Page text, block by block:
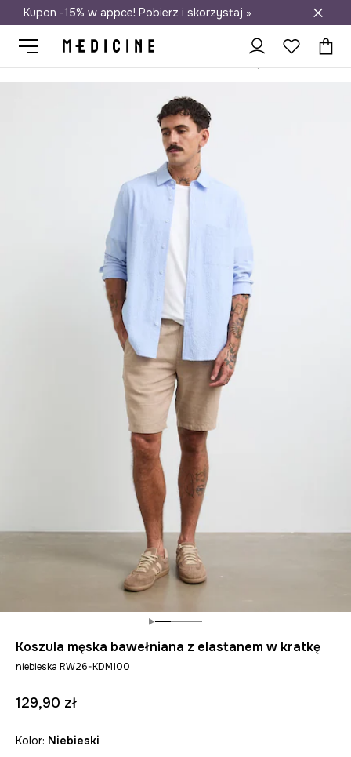
Darmowa dostawa do salonów
Kupon -15% w appce! Pobierz i skorzystaj »
Koszula męska bawełniana z elastanem w kratkę
niebieska RW26-KDM100
129,90 zł
Kolor: niebieski